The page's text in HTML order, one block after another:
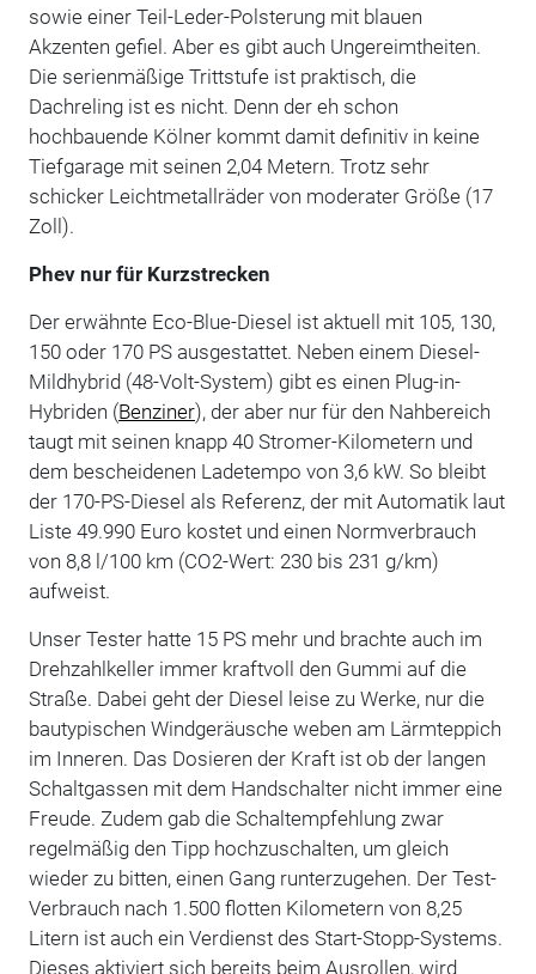
sowie einer Teil-Leder-Polsterung mit blauen
Akzenten gefiel. Aber es gibt auch Ungereimtheiten.
Die serienmäßige Trittstufe ist praktisch, die
Dachreling ist es nicht. Denn der eh schon
hochbauende Kölner kommt damit definitiv in keine
Tiefgarage mit seinen 2,04 Metern. Trotz sehr
schicker Leichtmetallräder von moderater Größe (17
Zoll).
Phev nur für Kurzstrecken
Der erwähnte Eco-Blue-Diesel ist aktuell mit 105, 130,
150 oder 170 PS ausgestattet. Neben einem Diesel-
Mildhybrid (48-Volt-System) gibt es einen Plug-in-
Hybriden (Benziner), der aber nur für den Nahbereich
taugt mit seinen knapp 40 Stromer-Kilometern und
dem bescheidenen Ladetempo von 3,6 kW. So bleibt
der 170-PS-Diesel als Referenz, der mit Automatik laut
Liste 49.990 Euro kostet und einen Normverbrauch
von 8,8 l/100 km (CO2-Wert: 230 bis 231 g/km)
aufweist.
Unser Tester hatte 15 PS mehr und brachte auch im
Drehzahlkeller immer kraftvoll den Gummi auf die
Straße. Dabei geht der Diesel leise zu Werke, nur die
bautypischen Windgeräusche weben am Lärmteppich
im Inneren. Das Dosieren der Kraft ist ob der langen
Schaltgassen mit dem Handschalter nicht immer eine
Freude. Zudem gab die Schaltempfehlung zwar
regelmäßig den Tipp hochzuschalten, um gleich
wieder zu bitten, einen Gang runterzugehen. Der Test-
Verbrauch nach 1.500 flotten Kilometern von 8,25
Litern ist auch ein Verdienst des Start-Stopp-Systems.
Dieses aktiviert sich bereits beim Ausrollen, wird